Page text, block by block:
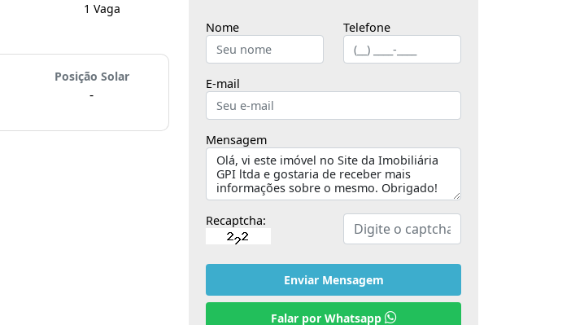
1 Vaga
Posição Solar
-
Nome Telefone
E-mail
Mensagem
Recaptcha:
Enviar Mensagem
Falar por Whatsapp